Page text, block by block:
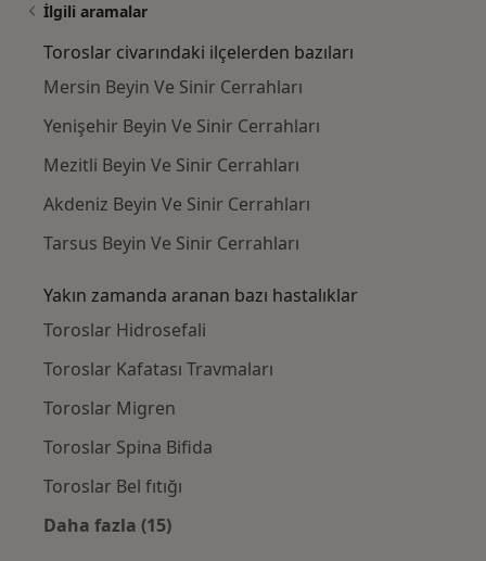
İlgili aramalar
Toroslar civarındaki ilçelerden bazıları
Mersin Beyin Ve Sinir Cerrahları
Yenişehir Beyin Ve Sinir Cerrahları
Mezitli Beyin Ve Sinir Cerrahları
Akdeniz Beyin Ve Sinir Cerrahları
Tarsus Beyin Ve Sinir Cerrahları
Yakın zamanda aranan bazı hastalıklar
Toroslar Hidrosefali
Toroslar Kafatası Travmaları
Toroslar Migren
Toroslar Spina Bifida
Toroslar Bel fıtığı
Daha fazla (15)